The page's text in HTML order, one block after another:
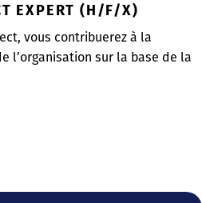
EXPERT (H/F/X)
vous contribuerez à la
l’organisation sur la base de la